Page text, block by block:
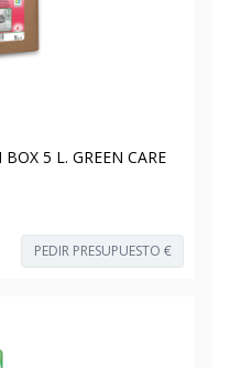
5 L. GREEN CARE
PEDIR PRESUPUESTO €